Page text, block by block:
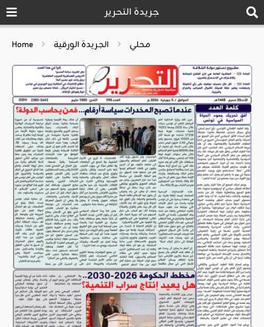
جريدة التحرير
Home محلي الجريدة الورقية